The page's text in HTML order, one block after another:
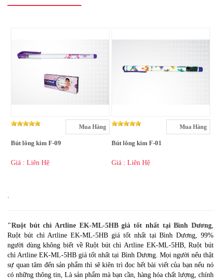
Mua Hàng
Bút lông kim F-09
Giá : Liên Hệ
Mua Hàng
Bút lông kim F-01
Giá : Liên Hệ
.
"Ruột bút chì Artline EK-ML-5HB giá tốt nhất tại Bình Dương,
Ruột bút chì Artline EK-ML-5HB giá tốt nhất tại Bình Dương, 99%
người dùng không biết về Ruột bút chì Artline EK-ML-5HB, Ruột bút
chì Artline EK-ML-5HB giá tốt nhất tại Bình Dương. Mọi người nếu thật
sự quan tâm đến sản phẩm thì sẽ kiên trì đọc hết bài viết của bạn nếu nó
có những thông tin, Là sản phẩm mà bạn cần, hàng hóa chất lượng, chính